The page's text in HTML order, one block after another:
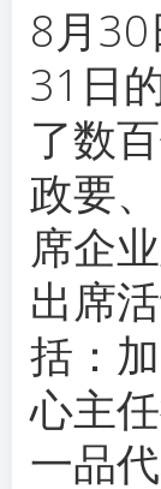
8月30
31日
了数
政要
席企
出席
括：
心主
一品